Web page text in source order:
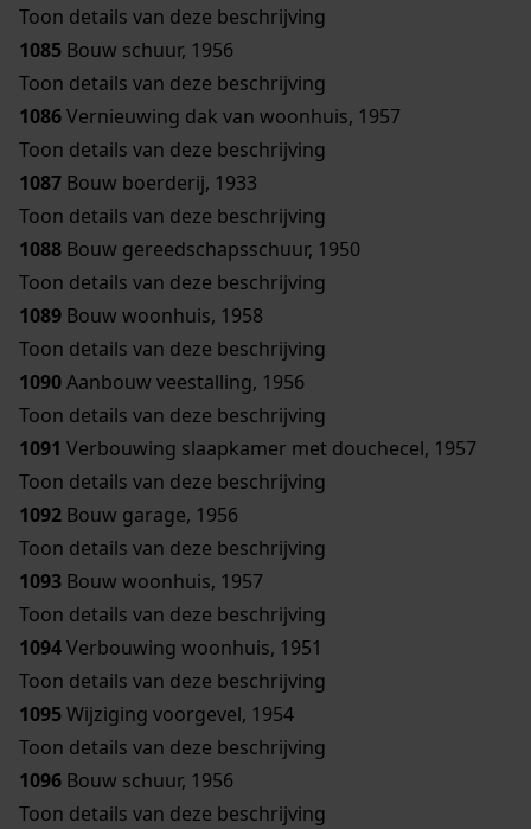
Toon details van deze beschrijving
1085 Bouw schuur, 1956
Toon details van deze beschrijving
1086Vernieuwing dak van woonhuis, 1957
Toon details van deze beschrijving
1087 Bouw boerderij, 1933
Toon details van deze beschrijving
1088 Bouw gereedschapsschuur, 1950
Toon details van deze beschrijving
1089 Bouw woonhuis, 1958
Toon details van deze beschrijving
1090Aanbouw veestalling, 1956
Toon details van deze beschrijving
1091 Verbouwing slaapkamer met douchecel, 1957
Toon details van deze beschrijving
1092 Bouw garage, 1956
Toon details van deze beschrijving
1093 Bouw woonhuis, 1957
Toon details van deze beschrijving
1094Verbouwing woonhuis, 1951
Toon details van deze beschrijving
1095Wijziging voorgevel, 1954
Toon details van deze beschrijving
1096 Bouw schuur, 1956
Toon details van deze beschrijving